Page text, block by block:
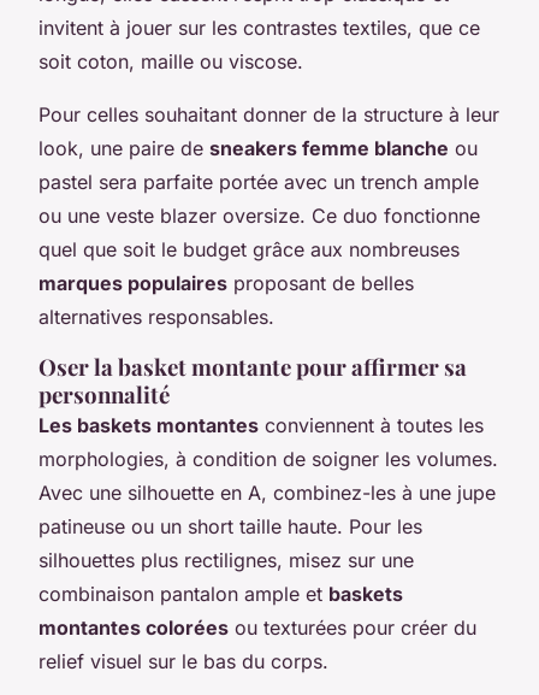
invitent à jouer sur les contrastes textiles, que ce
soit coton, maille ou viscose.
Pour celles souhaitant donner de la structure à leur
look, une paire de sneakers femme blanche ou
pastel sera parfaite portée avec un trench ample
ou une veste blazer oversize. Ce duo fonctionne
quel que soit le budget grâce aux nombreuses
marques populaires proposant de belles
alternatives responsables.
Oser la basket montante pour affirmer sa
personnalité
Les baskets montantes conviennent à toutes les
morphologies, à condition de soigner les volumes.
Avec une silhouette en A, combinez-les à une jupe
patineuse ou un short taille haute. Pour les
silhouettes plus rectilignes, misez sur une
combinaison pantalon ample et baskets
montantes colorées ou texturées pour créer du
relief visuel sur le bas du corps.